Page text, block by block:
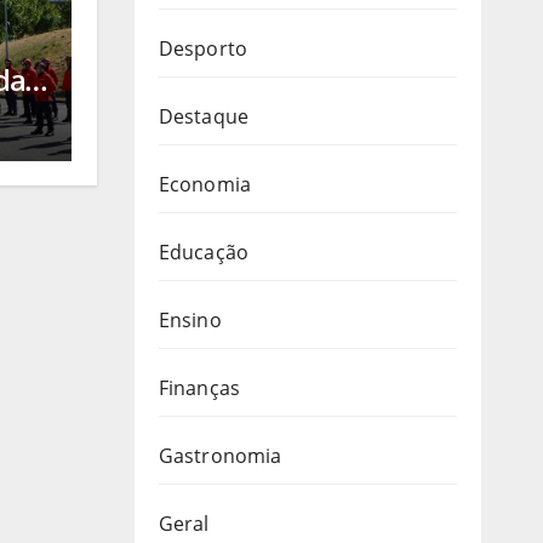
Desporto
Destaque
Economia
Educação
Ensino
Finanças
Gastronomia
Geral